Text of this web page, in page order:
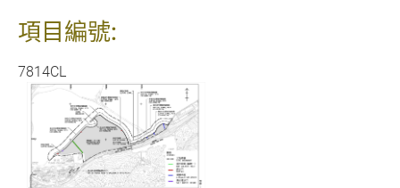
項目編號:
7814CL